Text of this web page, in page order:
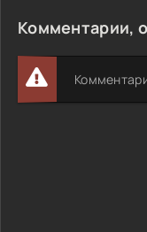
Комментарии,